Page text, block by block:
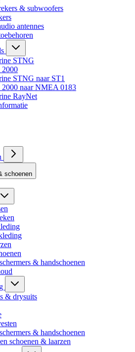
& subwoofers
antennes
STNG
STNG naar ST1
naar NMEA 0183
RayNet
schoenen
& handschoenen
& drysuits
& handschoenen
schoenen & laarzen